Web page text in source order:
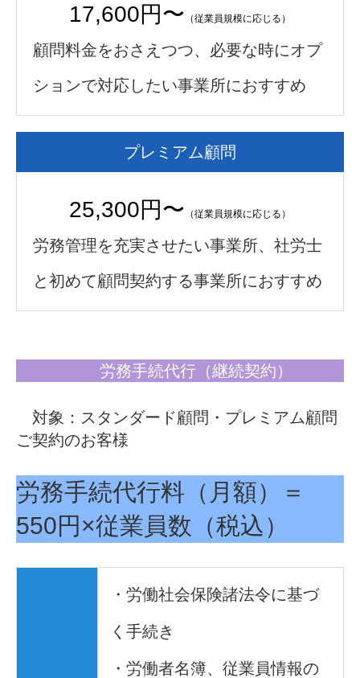
17,600円〜 （従業員規模に応じる）
顧問料金をおさえつつ、必要な時にオプ
ションで対応したい事業所におすすめ
プレミアム顧問
25,300円〜 （従業員規模に応じる）
労務管理を充実させたい事業所、社労士
と初めて顧問契約する事業所におすすめ
労務手続代行（継続契約）
対象：スタンダード顧問・プレミアム顧問
ご契約のお客様
労務手続代行料（月額）＝
550円×従業員数（税込）
・労働社会保険諸法令に基づ
く手続き
・労働者名簿、従業員情報の